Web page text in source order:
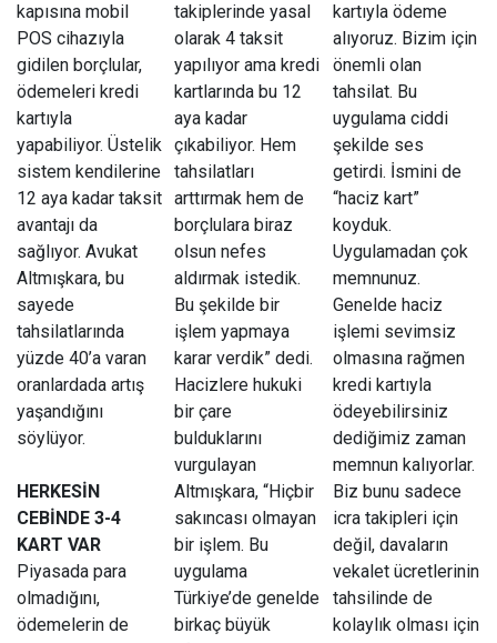
kapısına mobil
POS cihazıyla
gidilen borçlular,
ödemeleri kredi
kartıyla
yapabiliyor. Üstelik
sistem kendilerine
12 aya kadar taksit
avantajı da
sağlıyor. Avukat
Altmışkara, bu
sayede
tahsilatlarında
yüzde 40’a varan
oranlardada artış
yaşandığını
söylüyor.
HERKESİN
CEBİNDE 3-4
KART VAR
Piyasada para
olmadığını,
ödemelerin de
takiplerinde yasal
olarak 4 taksit
yapılıyor ama kredi
kartlarında bu 12
aya kadar
çıkabiliyor. Hem
tahsilatları
arttırmak hem de
borçlulara biraz
olsun nefes
aldırmak istedik.
Bu şekilde bir
işlem yapmaya
karar verdik” dedi.
Hacizlere hukuki
bir çare
bulduklarını
vurgulayan
Altmışkara, “Hiçbir
sakıncası olmayan
bir işlem. Bu
uygulama
Türkiye’de genelde
birkaç büyük
kartıyla ödeme
alıyoruz. Bizim için
önemli olan
tahsilat. Bu
uygulama ciddi
şekilde ses
getirdi. İsmini de
“haciz kart”
koyduk.
Uygulamadan çok
memnunuz.
Genelde haciz
işlemi sevimsiz
olmasına rağmen
kredi kartıyla
ödeyebilirsiniz
dediğimiz zaman
memnun kalıyorlar.
Biz bunu sadece
icra takipleri için
değil, davaların
vekalet ücretlerinin
tahsilinde de
kolaylık olması için